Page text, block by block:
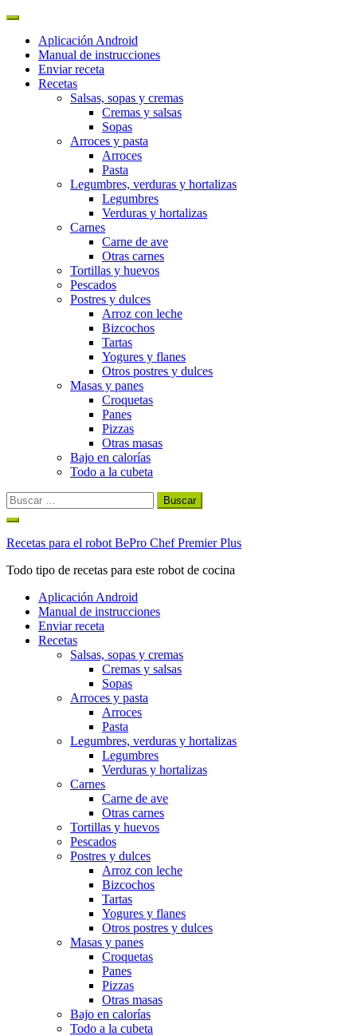
Aplicación Android
Manual de instrucciones
Enviar receta
Recetas
Salsas, sopas y cremas
Cremas y salsas
Sopas
Arroces y pasta
Arroces
Pasta
Legumbres, verduras y hortalizas
Legumbres
Verduras y hortalizas
Carnes
Carne de ave
Otras carnes
Tortillas y huevos
Pescados
Postres y dulces
Arroz con leche
Bizcochos
Tartas
Yogures y flanes
Otros postres y dulces
Masas y panes
Croquetas
Panes
Pizzas
Otras masas
Bajo en calorías
Todo a la cubeta
Buscar:
Ir
contenido
Recetas para el robot BePro Chef Premier Plus
Todo tipo de recetas para este robot de cocina
Aplicación Android
Manual de instrucciones
Enviar receta
Recetas
Salsas, sopas y cremas
Cremas y salsas
Sopas
Arroces y pasta
Arroces
Pasta
Legumbres, verduras y hortalizas
Legumbres
Verduras y hortalizas
Carnes
Carne de ave
Otras carnes
Tortillas y huevos
Pescados
Postres y dulces
Arroz con leche
Bizcochos
Tartas
Yogures y flanes
Otros postres y dulces
Masas y panes
Croquetas
Panes
Pizzas
Otras masas
Bajo en calorías
Todo a la cubeta